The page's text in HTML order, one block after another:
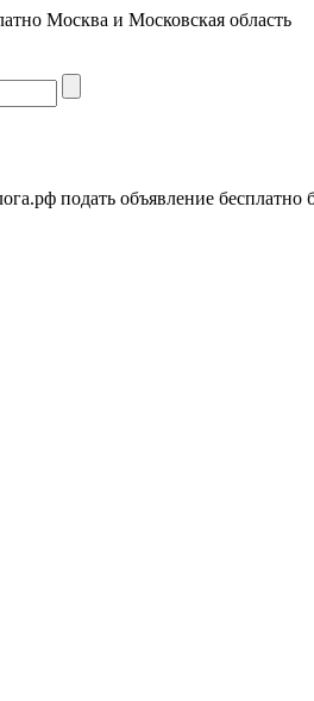
Москва и Московская область
подать объявление бесплатно